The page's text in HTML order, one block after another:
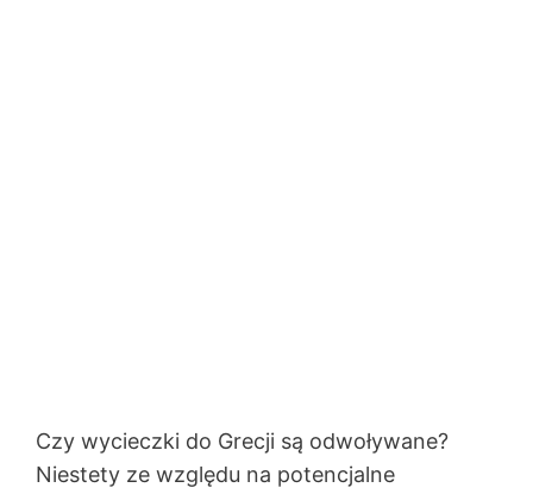
Czy wycieczki do Grecji są odwoływane?
Niestety ze względu na potencjalne